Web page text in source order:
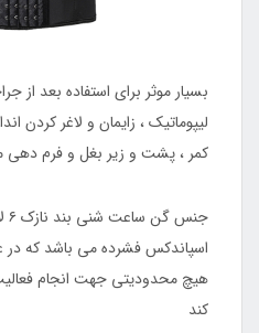
بسیار موثر برای استفاده بعد از
لیپوماتیک ، زایمان و لاغر کردن
کمر ، پشت و زیر بغل و فرم دهی
اسپاندکس فشرده می باشد که
هیچ محدودیتی جهت انجام
کند